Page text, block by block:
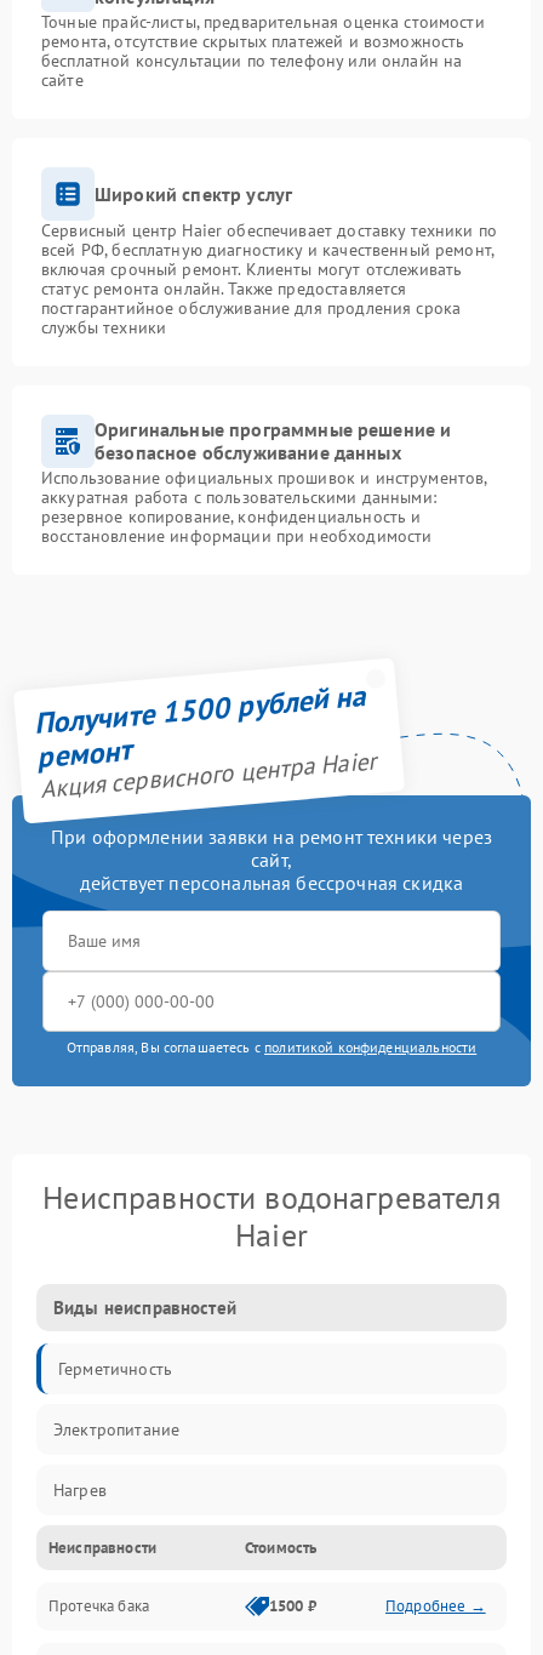
Точные прайс-листы, предварительная оценка стоимости
ремонта, отсутствие скрытых платежей и возможность
бесплатной консультации по телефону или онлайн на
сайте
Широкий спектр услуг
Сервисный центр Haier обеспечивает доставку техники по
всей РФ, бесплатную диагностику и качественный ремонт,
включая срочный ремонт. Клиенты могут отслеживать
статус ремонта онлайн. Также предоставляется
постгарантийное обслуживание для продления срока
службы техники
Оригинальные программные решение и
безопасное обслуживание данных
Использование официальных прошивок и инструментов,
аккуратная работа с пользовательскими данными:
резервное копирование, конфиденциальность и
восстановление информации при необходимости
Получите 1500 рублей на
ремонт
Акция сервисного центра Haier
При оформлении заявки на ремонт техники через
сайт,
действует персональная бессрочная скидка
Отправляя, Вы соглашаетесь с политикой конфиденциальности
Неисправности водонагревателя
Haier
Виды неисправностей
Герметичность
Электропитание
Нагрев
Датчики
Механика
Неисправности Стоимость
Протечка бака 1500 ₽ Подробнее →